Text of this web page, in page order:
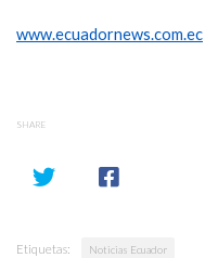
www.ecuadornews.com.ec
SHARE
Etiquetas: Noticias Ecuador